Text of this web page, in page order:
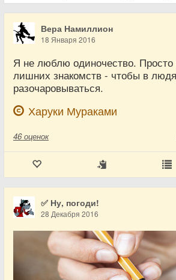
Вера Намиллион
18 Января 2016
Я не люблю одиночество. Просто
лишних знакомств - чтобы в
разочаровываться.
Харуки Мураками
46 оценок
✅ Ну, погоди!
28 Декабря 2016